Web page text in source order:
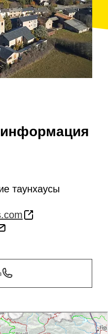
информация
таунхаусы